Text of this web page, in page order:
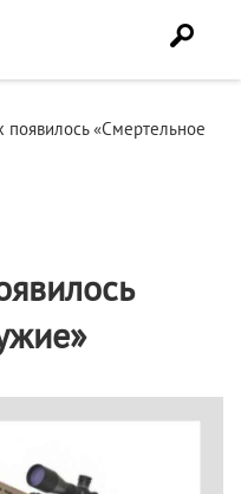
появилось «Смертельное